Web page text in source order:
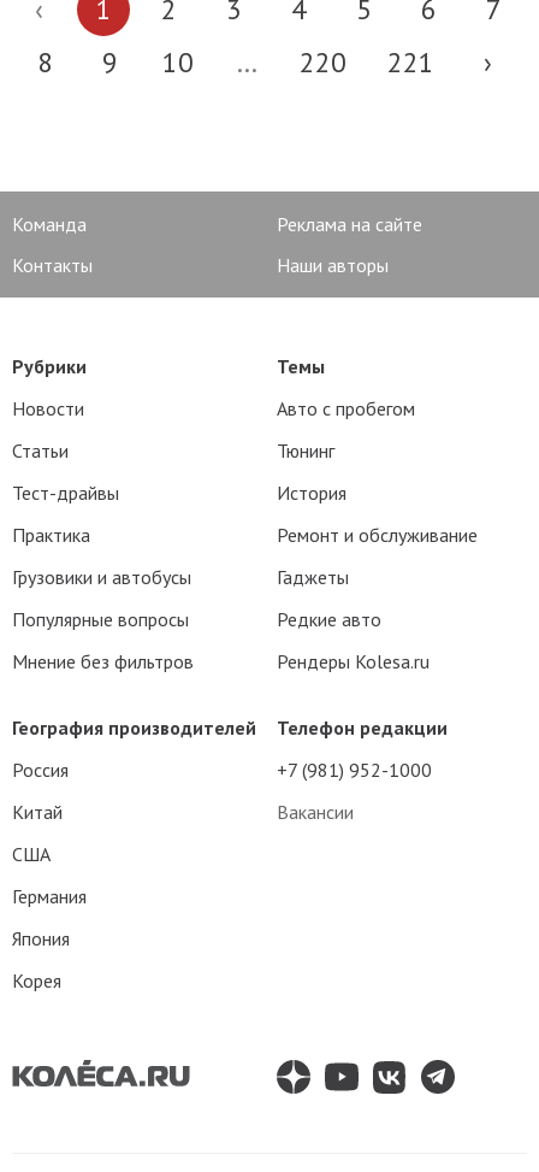
‹ 1 2 3 4 5 6
7
8
9 10 ... 220 221 ›
Команда
Реклама на сайте
Контакты
Наши авторы
Телефон редакции
+7 (981) 952-1000
Вакансии
Рубрики
Новости
Статьи
Тест-драйвы
Практика
Грузовики и автобусы
Популярные вопросы
Мнение без фильтров
Темы
Авто с пробегом
Тюнинг
История
Ремонт и обслуживание
Гаджеты
Редкие авто
Рендеры Kolesa.ru
География производителей
Россия
Китай
США
Германия
Япония
Корея